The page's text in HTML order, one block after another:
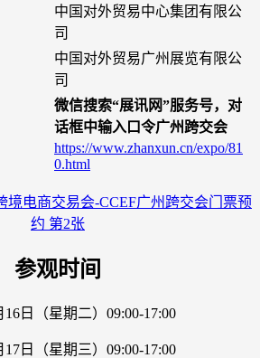
中国对外贸易中心集团有限公
司
中国对外贸易广州展览有限公
司
微信搜索“展讯网”服务号，对
话框中输入口令广州跨交会
https://www.zhanxun.cn/expo/81
0.html
参观时间
16日（星期二）09:00-17:00
17日（星期三）09:00-17:00